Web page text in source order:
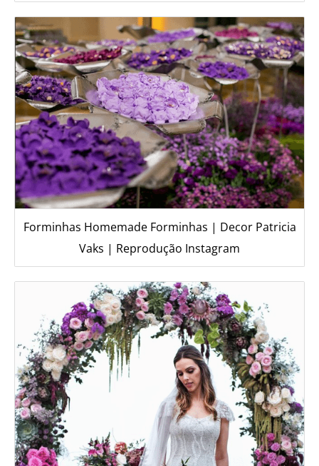
Forminhas Homemade Forminhas | Decor Patricia
Vaks | Reprodução Instagram